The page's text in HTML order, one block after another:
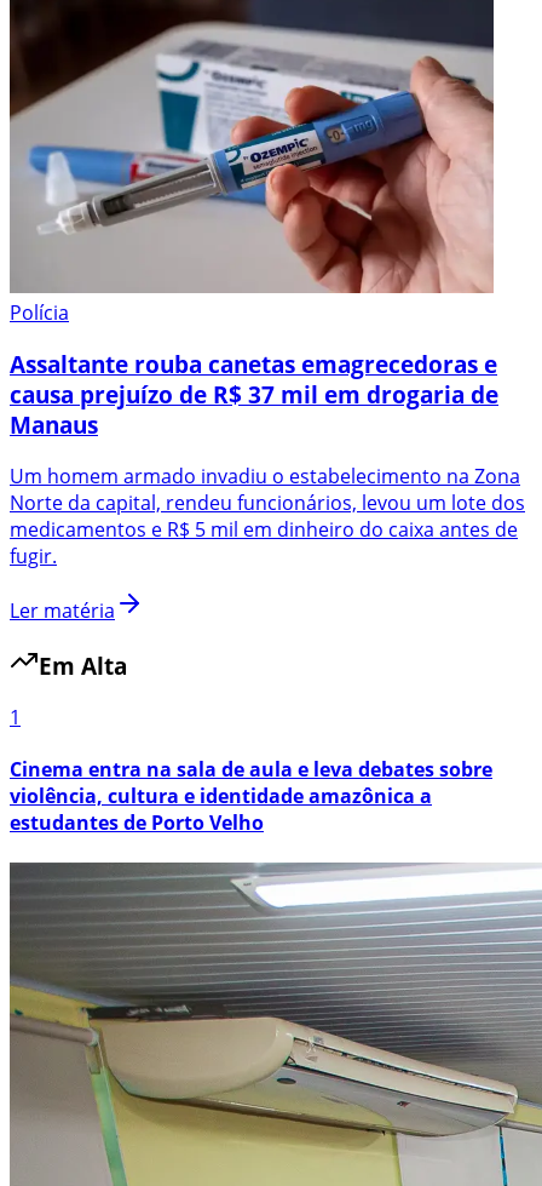
Polícia
Assaltante rouba canetas emagrecedoras e
causa prejuízo de R$ 37 mil em drogaria de
Manaus
Um homem armado invadiu o estabelecimento na Zona
Norte da capital, rendeu funcionários, levou um lote dos
medicamentos e R$ 5 mil em dinheiro do caixa antes de
fugir.
Ler matéria
Em Alta
1
Cinema entra na sala de aula e leva debates sobre
violência, cultura e identidade amazônica a
estudantes de Porto Velho